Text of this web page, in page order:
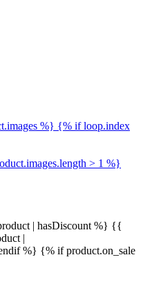
%} {% if loop.index
> 1 %}
| hasDiscount %} {{
|
%} {% if product.on_sale